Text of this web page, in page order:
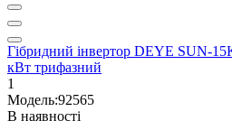
Гібридний інвертор DEYE SUN-
кВт трифазний
1
Модель:92565
В наявності